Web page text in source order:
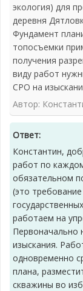
экология) для
деревня
Фундамент
топосъемки
получения
виду работ
СРО на
Автор:
Ответ:
Константин,
работ по
обязательном
(это
работаем на
Первоначально
изыскания.
одновременно
плана,
скважины во